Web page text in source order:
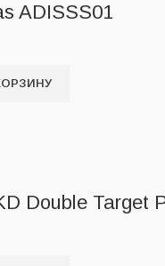
ADISSS01
Double Target